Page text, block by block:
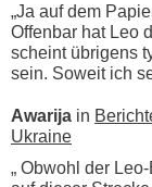
„Ja auf dem
Offenbar hat Leo
scheint übrigens
sein. Soweit ich
Awarija in
Ukraine
„ Obwohl der